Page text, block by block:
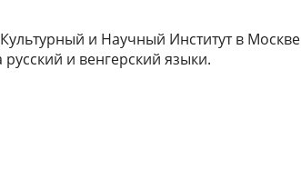
и Научный Институт в Москве
и венгерский языки.